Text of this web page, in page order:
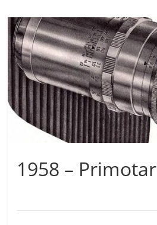
1958 – Primotar